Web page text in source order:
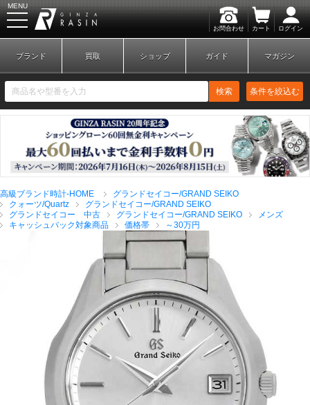
お問合わせ カート ログイン
MENU
新規会員登録 ログイン
ブランドから探す
全てのブランドを見
る
ロレックス
パテック
フィリップ
ブランド 買取 ショップ ガイド マガジン
検索 条件を絞込む
高級ブランド時計-HOME
グランドセイコー/GRAND SEIKO
クォーツ/Quartz
グランドセイコー/GRAND SEIKO
グランドセイコー 中古
グランドセイコー/GRAND SEIKO
メンズ
キャッシュバック対象商品
価格帯 ～30万円